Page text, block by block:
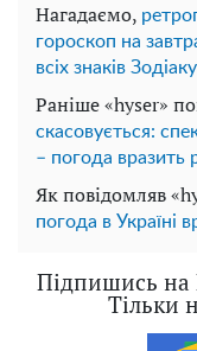
Нагадаємо,
гороскоп на
всіх знаків
Раніше «hyser»
скасовується:
– погода вразить
Як повідомляв
погода в Україні
Підпишись на
Тільки